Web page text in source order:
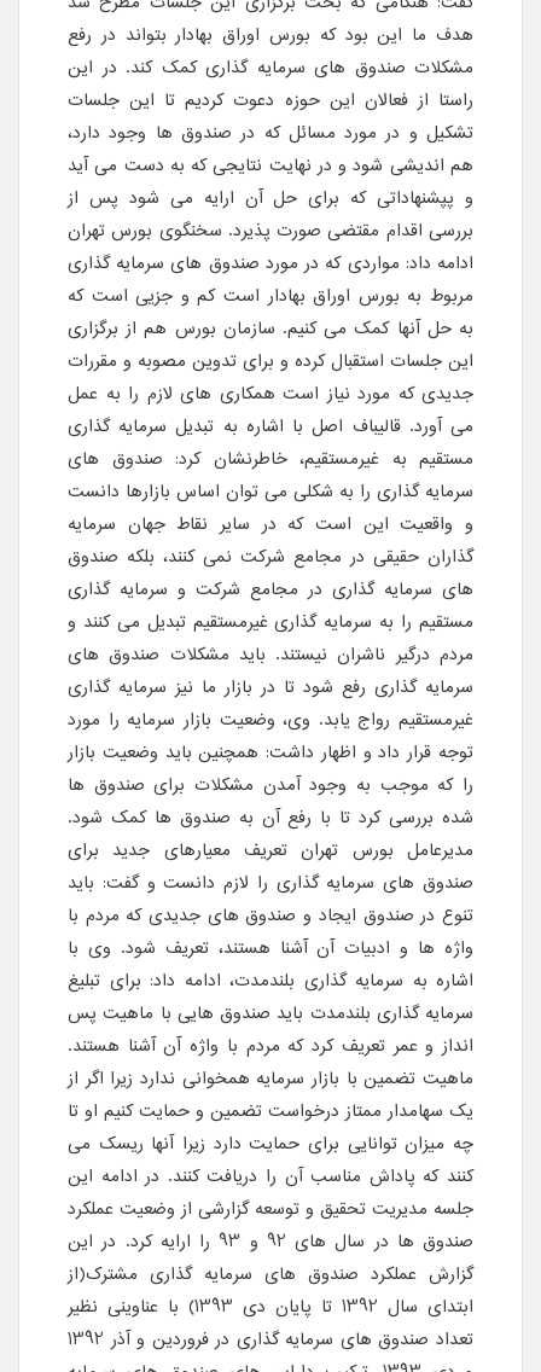
هدف ما این بود که بورس اوراق بهادار بتواند در رفع
مشکلات صندوق های سرمایه گذاری کمک کند. در این
راستا از فعالان این حوزه دعوت کردیم تا این جلسات
تشکیل و در مورد مسائل که در صندوق ها وجود دارد،
هم اندیشی شود و در نهایت نتایجی که به دست می آید
و پپشنهاداتی که برای حل آن ارایه می شود پس از
بررسی اقدام مقتضی صورت پذیرد. سخنگوی بورس تهران
ادامه داد: مواردی که در مورد صندوق های سرمایه گذاری
مربوط به بورس اوراق بهادار است کم و جزیی است که
به حل آنها کمک می کنیم. سازمان بورس هم از برگزاری
این جلسات استقبال کرده و برای تدوین مصوبه و مقررات
جدیدی که مورد نیاز است همکاری های لازم را به عمل
می آورد. قالیباف اصل با اشاره به تبدیل سرمایه گذاری
مستقیم به غیرمستقیم، خاطرنشان کرد: صندوق های
سرمایه گذاری را به شکلی می توان اساس بازارها دانست
و واقعیت این است که در سایر نقاط جهان سرمایه
گذاران حقیقی در مجامع شرکت نمی کنند، بلکه صندوق
های سرمایه گذاری در مجامع شرکت و سرمایه گذاری
مستقیم را به سرمایه گذاری غیرمستقیم تبدیل می کنند و
مردم درگیر ناشران نیستند. باید مشکلات صندوق های
سرمایه گذاری رفع شود تا در بازار ما نیز سرمایه گذاری
غیرمستقیم رواج یابد. وی، وضعیت بازار سرمایه را مورد
توجه قرار داد و اظهار داشت: همچنین باید وضعیت بازار
را که موجب به وجود آمدن مشکلات برای صندوق ها
شده بررسی کرد تا با رفع آن به صندوق ها کمک شود.
مدیرعامل بورس تهران تعریف معیارهای جدید برای
صندوق های سرمایه گذاری را لازم دانست و گفت: باید
تنوع در صندوق ایجاد و صندوق های جدیدی که مردم با
واژه ها و ادبیات آن آشنا هستند، تعریف شود. وی با
اشاره به سرمایه گذاری بلندمدت، ادامه داد: برای تبلیغ
سرمایه گذاری بلندمدت باید صندوق هایی با ماهیت پس
انداز و عمر تعریف کرد که مردم با واژه آن آشنا هستند.
ماهیت تضمین با بازار سرمایه همخوانی ندارد زیرا اگر از
یک سهامدار ممتاز درخواست تضمین و حمایت کنیم او تا
چه میزان توانایی برای حمایت دارد زیرا آنها ریسک می
کنند که پاداش مناسب آن را دریافت کنند. در ادامه این
جلسه مدیریت تحقیق و توسعه گزارشی از وضعیت عملکرد
صندوق ها در سال های 92 و 93 را ارایه کرد. در این
گزارش عملکرد صندوق های سرمایه گذاری مشترک(از
ابتدای سال 1392 تا پایان دی 1393) با عناوینی نظیر
تعداد صندوق های سرمایه گذاری در فروردین و آذر 1392